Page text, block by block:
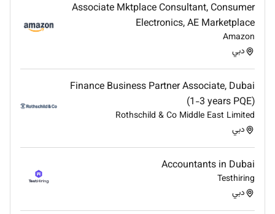
Fulltime
Associate Mktplace Consultant, Consumer
Electronics, AE Marketplace
Amazon
دبي
Finance Business Partner Associate, Dubai
(1-3 years PQE)
Rothschild & Co Middle East Limited
دبي
Accountants in Dubai
Testhiring
دبي